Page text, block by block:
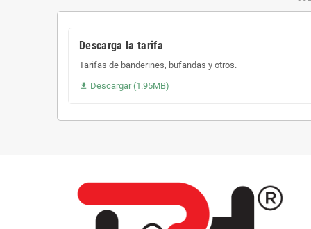
Descarga la tarifa
Tarifas de banderines, bufandas y otros.
 Descargar (1.95MB)